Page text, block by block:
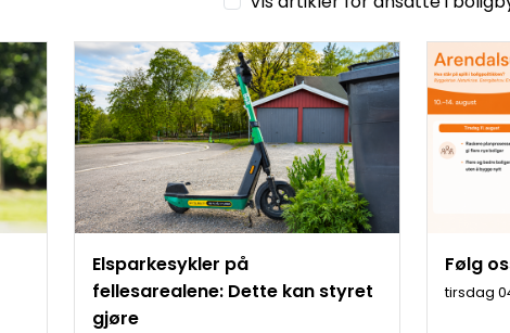
Elsparkesykler på
fellesarealene: Dette kan styret
gjøre
Følg
tirsdag